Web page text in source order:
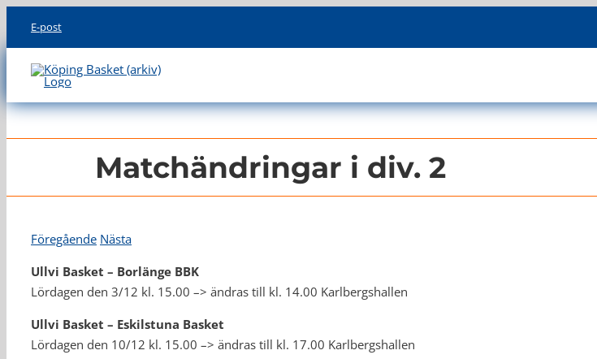
content
E-post
Matchändringar i div. 2
Föregående Nästa
Ullvi Basket – Borlänge BBK
Lördagen den 3/12 kl. 15.00 –> ändras till kl. 14.00 Karlbergshallen
Ullvi Basket – Eskilstuna Basket
Lördagen den 10/12 kl. 15.00 –> ändras till kl. 17.00 Karlbergshallen